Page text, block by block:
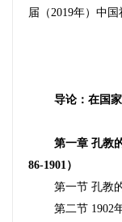
届（2019年）中
导论：在国
第一章 孔教
86-1901）
第一节 孔教
第二节 1902